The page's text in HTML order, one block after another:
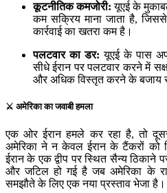
कूटनीतिक कमजोरी: यूएई के
कम सक्रिय माना जाता है,
कार्रवाई का खतरा कम है।
पलटवार का डर: यूएई के पास
सीधे ईरान पर पलटवार करने में
और अधिक विस्तृत करने के बजाय
⚔️ अमेरिका का जवाबी हमला
एक ओर ईरान हमले कर रहा है, तो
अमेरिका ने न केवल ईरान के टैंकरों को
ईरान के एक द्वीप पर स्थित सैन्य ठिकाने
और जटिल हो गई है जब अमेरिका के
समझौते के लिए एक नया प्रस्ताव भेजा है।